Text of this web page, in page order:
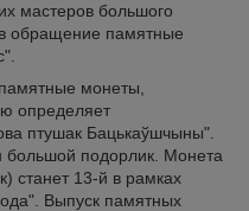
мастеров большого
обращение памятные
монеты,
определяет
птушак Бацькаўшчыны".
большой подорлик. Монета
станет 13-й в рамках
Выпуск памятных